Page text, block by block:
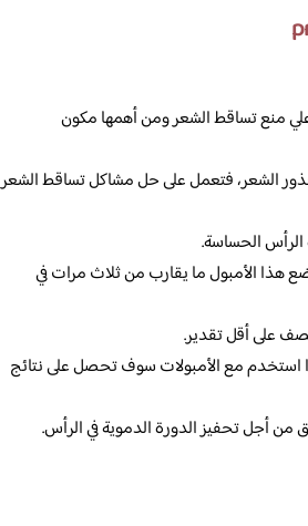
منع تساقط الشعر ومن أهمها مكون
الشعر، فتعمل على حل مشاكل تساقط الشعر
الحساسة.
هذا الأمبول ما يقارب من ثلاث مرات في
على أقل تقدير.
استخدم مع الأمبولات سوف تحصل على نتائج